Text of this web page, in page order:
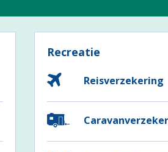
Recreatie
Reisverzekering